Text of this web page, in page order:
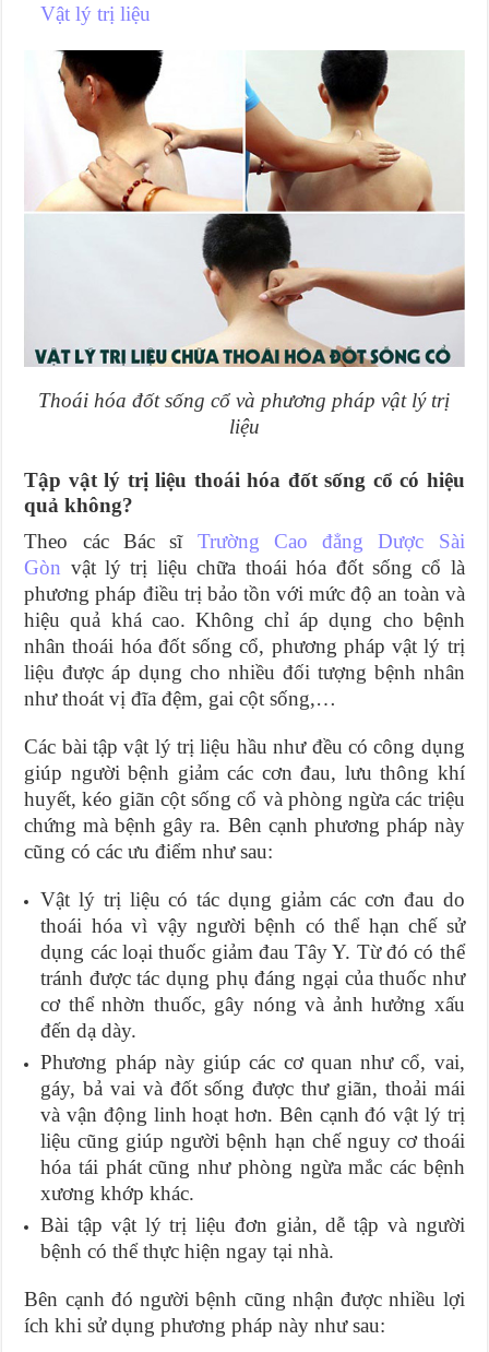
Vật lý trị liệu
Thoái hóa đốt sống cổ và phương pháp vật lý trị
liệu
Tập vật lý trị liệu thoái hóa đốt sống cổ có hiệu
quả không?
Theo các Bác sĩ Trường Cao đẳng Dược Sài
Gòn vật lý trị liệu chữa thoái hóa đốt sống cổ là
phương pháp điều trị bảo tồn với mức độ an toàn và
hiệu quả khá cao. Không chỉ áp dụng cho bệnh
nhân thoái hóa đốt sống cổ, phương pháp vật lý trị
liệu được áp dụng cho nhiều đối tượng bệnh nhân
như thoát vị đĩa đệm, gai cột sống,…
Các bài tập vật lý trị liệu hầu như đều có công dụng
giúp người bệnh giảm các cơn đau, lưu thông khí
huyết, kéo giãn cột sống cổ và phòng ngừa các triệu
chứng mà bệnh gây ra. Bên cạnh phương pháp này
cũng có các ưu điểm như sau:
Vật lý trị liệu có tác dụng giảm các cơn đau do
thoái hóa vì vậy người bệnh có thể hạn chế sử
dụng các loại thuốc giảm đau Tây Y. Từ đó có thể
tránh được tác dụng phụ đáng ngại của thuốc như
cơ thể nhờn thuốc, gây nóng và ảnh hưởng xấu
đến dạ dày.
Phương pháp này giúp các cơ quan như cổ, vai,
gáy, bả vai và đốt sống được thư giãn, thoải mái
và vận động linh hoạt hơn. Bên cạnh đó vật lý trị
liệu cũng giúp người bệnh hạn chế nguy cơ thoái
hóa tái phát cũng như phòng ngừa mắc các bệnh
xương khớp khác.
Bài tập vật lý trị liệu đơn giản, dễ tập và người
bệnh có thể thực hiện ngay tại nhà.
Bên cạnh đó người bệnh cũng nhận được nhiều lợi
ích khi sử dụng phương pháp này như sau: